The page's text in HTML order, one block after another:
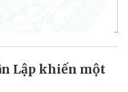
Lập khiến một